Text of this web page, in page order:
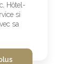
Hôtel-
si
sa